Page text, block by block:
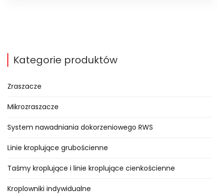
Kategorie produktów
Zraszacze
Mikrozraszacze
System nawadniania dokorzeniowego RWS
Linie kroplujące grubościenne
Taśmy kroplujące i linie kroplujące cienkościenne
Kroplowniki indywidualne